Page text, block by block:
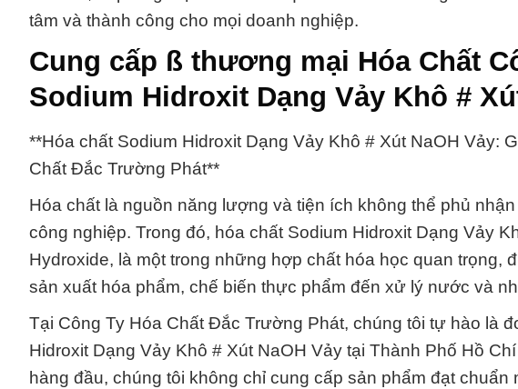
tâm và thành công cho mọi doanh nghiệp.
Cung cấp ß thương mại Hóa Chất
Sodium Hidroxit Dạng Vảy Khô #
**Hóa chất Sodium Hidroxit Dạng Vảy Khô # Xút NaOH Vảy:
Chất Đắc Trường Phát**
Hóa chất là nguồn năng lượng và tiện ích không thể phủ
công nghiệp. Trong đó, hóa chất Sodium Hidroxit Dạng Vảy
Hydroxide, là một trong những hợp chất hóa học quan
sản xuất hóa phẩm, chế biến thực phẩm đến xử lý nước và
Tại Công Ty Hóa Chất Đắc Trường Phát, chúng tôi tự hào là
Hidroxit Dạng Vảy Khô # Xút NaOH Vảy tại Thành Phố Hồ
hàng đầu, chúng tôi không chỉ cung cấp sản phẩm đạt